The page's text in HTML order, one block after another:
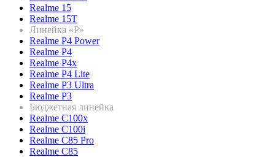
Realme 15
Realme 15T
Линейка «P»
Realme P4 Power
Realme P4
Realme P4x
Realme P4 Lite
Realme P3 Ultra
Realme P3
Бюджетная линейка
Realme C100x
Realme C100i
Realme C85 Pro
Realme C85